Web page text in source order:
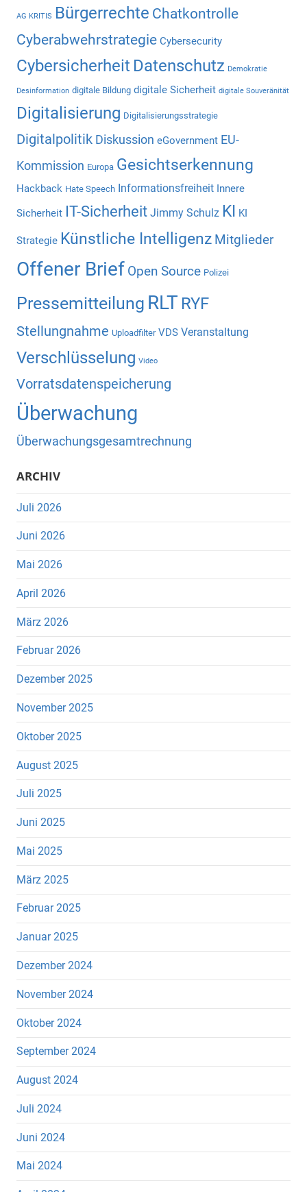
AG KRITIS Bürgerrechte Chatkontrolle
Cyberabwehrstrategie Cybersecurity
Cybersicherheit Datenschutz Demokratie
Desinformation digitale Bildung digitale Sicherheit digitale Souveränität
Digitalisierung Digitalisierungsstrategie
Digitalpolitik Diskussion eGovernment EU-
Kommission Europa Gesichtserkennung
Hackback Hate Speech Informationsfreiheit Innere
Sicherheit IT-Sicherheit Jimmy Schulz KI KI
Strategie Künstliche Intelligenz Mitglieder
Offener Brief Open Source Polizei
Pressemitteilung RLT RYF
Stellungnahme Uploadfilter VDS Veranstaltung
Verschlüsselung Video
Vorratsdatenspeicherung
Überwachung
Überwachungsgesamtrechnung
ARCHIV
Juli 2026
Juni 2026
Mai 2026
April 2026
März 2026
Februar 2026
Dezember 2025
November 2025
Oktober 2025
August 2025
Juli 2025
Juni 2025
Mai 2025
März 2025
Februar 2025
Januar 2025
Dezember 2024
November 2024
Oktober 2024
September 2024
August 2024
Juli 2024
Juni 2024
Mai 2024